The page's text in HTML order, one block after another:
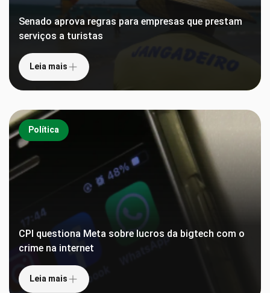
Senado aprova regras para empresas que prestam
serviços a turistas
Leia mais
Política
CPI questiona Meta sobre lucros da bigtech com o
crime na internet
Leia mais